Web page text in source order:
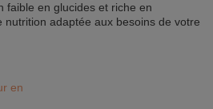
faible en glucides et riche en
nutrition adaptée aux besoins de votre
en